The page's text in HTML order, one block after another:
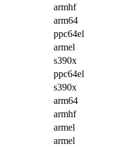
armhf
arm64
ppc64el
armel
s390x
ppc64el
s390x
arm64
armhf
armel
armel